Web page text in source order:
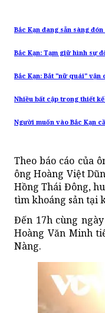
Bắc Kạn đang sẵn sàng
Bắc Kạn: Tạm giữ hình sự
Bắc Kạn: Bắt "nữ quái"
Nhiều bất cập trong thiết
Người muốn vào Bắc Kạn
Theo báo cáo của
ông Hoàng Việt
Hồng Thái Đông,
tìm khoáng sản tại
Đến 17h cùng
Hoàng Văn Minh
Nàng.